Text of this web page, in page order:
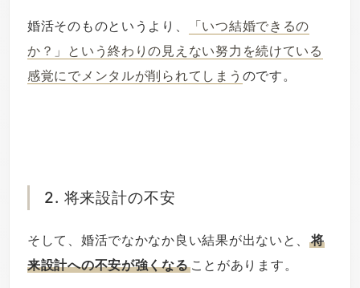
婚活そのものというより、
「いつ結婚できるの
か？」という終わりの見えない努力を続けている
感覚にでメンタルが削られてしまう のです。
2. 将来設計の不安
そして、婚活でなかなか良い結果が出ないと、将
来設計への不安が強くなることがあります。